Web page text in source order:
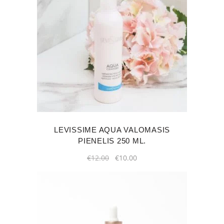
LEVISSIME AQUA VALOMASIS
PIENELIS 250 ML.
€12.00 Original
€10.00Current